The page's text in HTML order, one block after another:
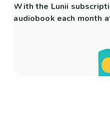
With the Lunii
audiobook each month